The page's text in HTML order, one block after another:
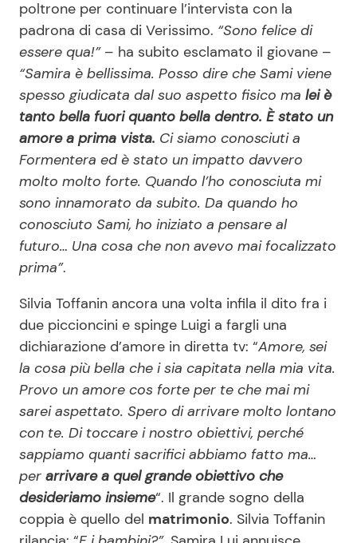
poltrone per continuare l’intervista con la
padrona di casa di Verissimo. “Sono felice di
essere qua!” – ha subito esclamato il giovane –
“Samira è bellissima. Posso dire che Sami viene
spesso giudicata dal suo aspetto fisico ma lei è
tanto bella fuori quanto bella dentro. È stato un
amore a prima vista. Ci siamo conosciuti a
Formentera ed è stato un impatto davvero
molto molto forte. Quando l’ho conosciuta mi
sono innamorato da subito. Da quando ho
conosciuto Sami, ho iniziato a pensare al
futuro… Una cosa che non avevo mai focalizzato
prima”.
Silvia Toffanin ancora una volta infila il dito fra i
due piccioncini e spinge Luigi a fargli una
dichiarazione d’amore in diretta tv: “Amore, sei
la cosa più bella che i sia capitata nella mia vita.
Provo un amore cos forte per te che mai mi
sarei aspettato. Spero di arrivare molto lontano
con te. Di toccare i nostro obiettivi, perché
sappiamo quanti sacrifici abbiamo fatto ma…
per arrivare a quel grande obiettivo che
desideriamo insieme“. Il grande sogno della
coppia è quello del matrimonio. Silvia Toffanin